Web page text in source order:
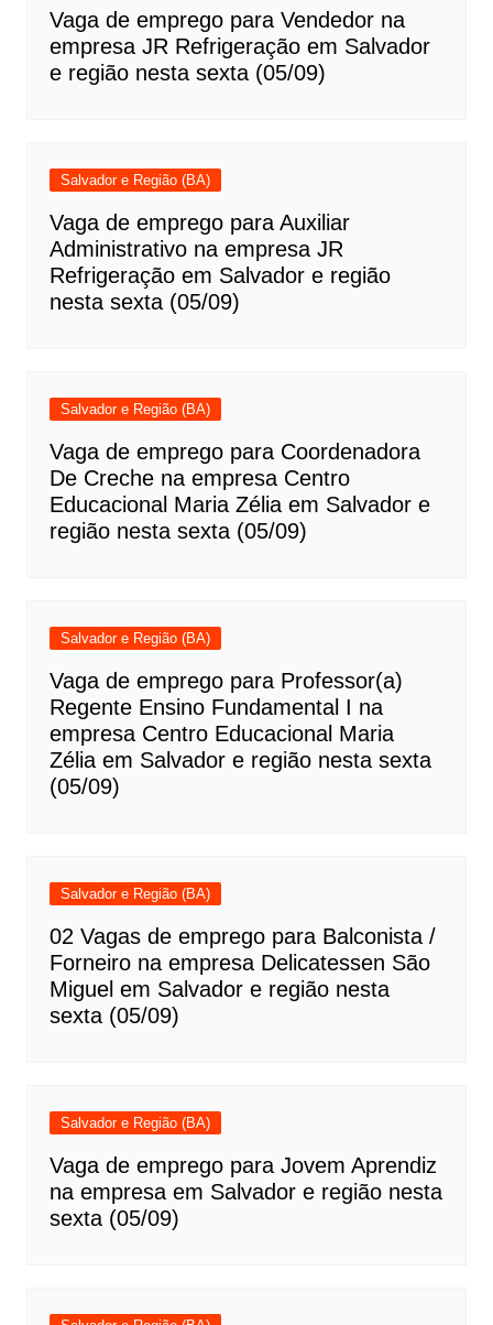
Vaga de emprego para Vendedor na
empresa JR Refrigeração em Salvador
e região nesta sexta (05/09)
Salvador e Região (BA)
Vaga de emprego para Auxiliar
Administrativo na empresa JR
Refrigeração em Salvador e região
nesta sexta (05/09)
Salvador e Região (BA)
Vaga de emprego para Coordenadora
De Creche na empresa Centro
Educacional Maria Zélia em Salvador e
região nesta sexta (05/09)
Salvador e Região (BA)
Vaga de emprego para Professor(a)
Regente Ensino Fundamental I na
empresa Centro Educacional Maria
Zélia em Salvador e região nesta sexta
(05/09)
Salvador e Região (BA)
02 Vagas de emprego para Balconista /
Forneiro na empresa Delicatessen São
Miguel em Salvador e região nesta
sexta (05/09)
Salvador e Região (BA)
Vaga de emprego para Jovem Aprendiz
na empresa em Salvador e região nesta
sexta (05/09)